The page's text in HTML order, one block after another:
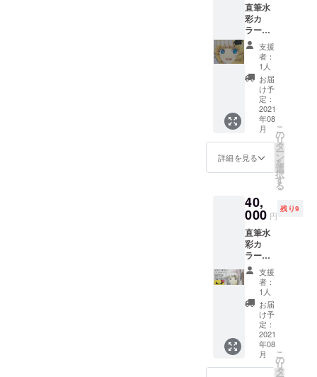
直筆水
彩カ
ラー色
紙
（キャ
ラク
ターは
本作の
ヒロイ
ン”ベ
ス”で固
定とな
りま
す）
支援
者：
1人
お届
け予
定：
2021
年08
月
詳細を見る
こ
の
リ
タ
ー
ン
を
選
択
す
る
40,
000 円
残り9
直筆水
彩カ
ラー色
紙 ・支
援者様
の好き
なキャ
ラク
ターを
描かせ
ていた
だきま
す！
支援
者：
1人
お届
け予
定：
2021
年08
月
こ
の
リ
タ